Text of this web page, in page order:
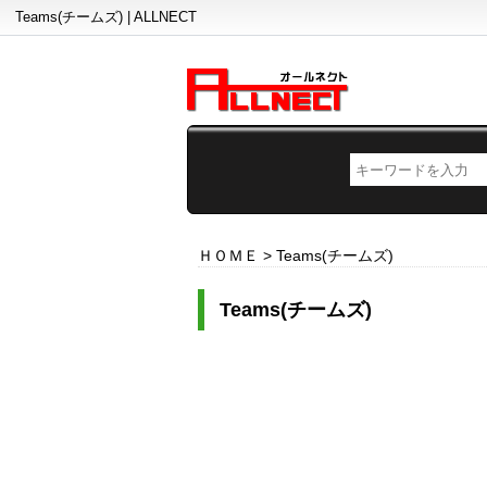
Teams(チームズ) | ALLNECT
ＨＯＭＥ > Teams(チームズ)
Teams(チームズ)